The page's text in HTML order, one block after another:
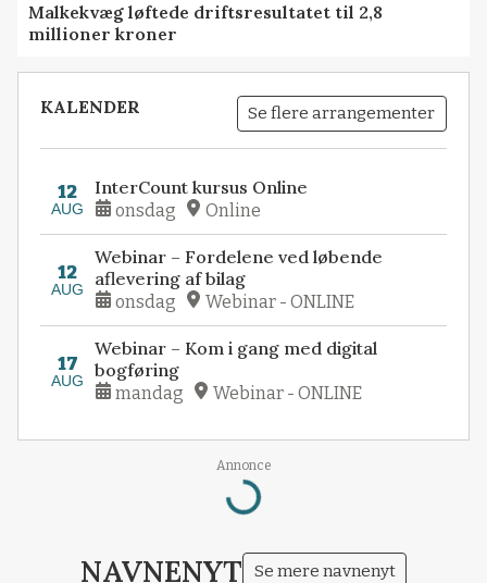
Malkekvæg løftede driftsresultatet til 2,8
millioner kroner
KALENDER Se flere arrangementer
12
AUG
InterCount kursus Online
onsdag Online
12
AUG
Webinar – Fordelene ved løbende
aflevering af bilag
onsdag Webinar - ONLINE
17
AUG
Webinar – Kom i gang med digital
bogføring
mandag Webinar - ONLINE
Annonce
Loading...
NAVNENYT Se mere navnenyt